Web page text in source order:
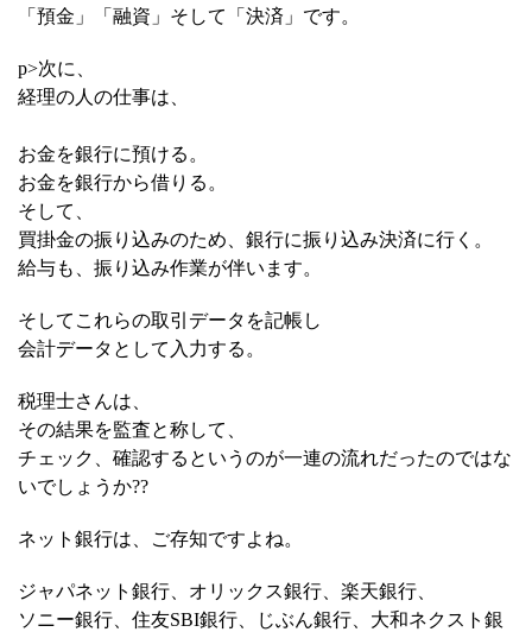
「預金」「融資」そして「決済」です。
p>次に、
経理の人の仕事は、
お金を銀行に預ける。
お金を銀行から借りる。
そして、
買掛金の振り込みのため、銀行に振り込み決済に行く。
給与も、振り込み作業が伴います。
そしてこれらの取引データを記帳し
会計データとして入力する。
税理士さんは、
その結果を監査と称して、
チェック、確認するというのが一連の流れだったのではな
いでしょうか??
ネット銀行は、ご存知ですよね。
ジャパネット銀行、オリックス銀行、楽天銀行、
ソニー銀行、住友SBI銀行、じぶん銀行、大和ネクスト銀